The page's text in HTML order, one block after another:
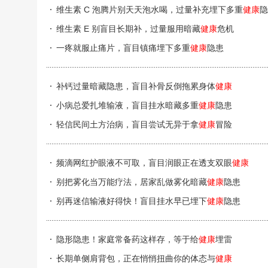
维生素 C 泡腾片别天天泡水喝，过量补充埋下多重健康
维生素 E 别盲目长期补，过量服用暗藏健康危机
一疼就服止痛片，盲目镇痛埋下多重健康隐患
补钙过量暗藏隐患，盲目补骨反倒拖累身体健康
小病总爱扎堆输液，盲目挂水暗藏多重健康隐患
轻信民间土方治病，盲目尝试无异于拿健康冒险
频滴网红护眼液不可取，盲目润眼正在透支双眼健康
别把雾化当万能疗法，居家乱做雾化暗藏健康隐患
别再迷信输液好得快！盲目挂水早已埋下健康隐患
隐形隐患！家庭常备药这样存，等于给健康埋雷
长期单侧肩背包，正在悄悄扭曲你的体态与健康